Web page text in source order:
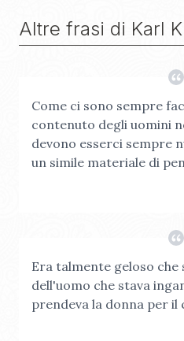
Altre frasi di Karl
Come ci sono sempre
contenuto degli uomini
devono esserci sempre
un simile materiale di
Era talmente geloso
dell'uomo che stava
prendeva la donna per il